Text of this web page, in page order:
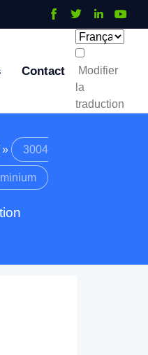
Contact
Modifier
la
traduction
» 3004